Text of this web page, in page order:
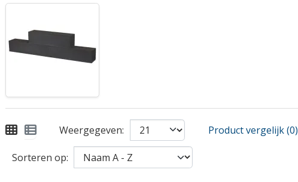
Weergegeven: Product vergelijk (0)
Sorteren op: